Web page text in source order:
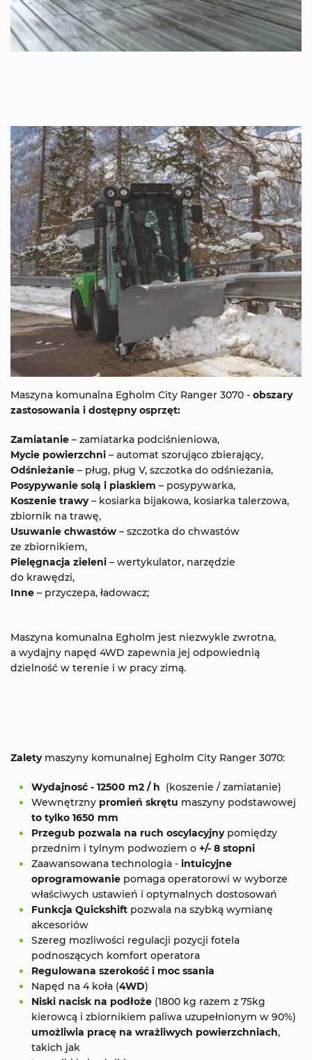
Maszyna komunalna Egholm City Ranger 3070 - obszary
zastosowania i dostępny osprzęt:
Zamiatanie – zamiatarka podciśnieniowa,
Mycie powierzchni – automat szorująco zbierający,
Odśnieżanie – pług, pług V, szczotka do odśnieżania,
Posypywanie solą i piaskiem – posypywarka,
Koszenie trawy– kosiarka bijakowa, kosiarka talerzowa,
zbiornik na trawę,
Usuwanie chwastów – szczotka do chwastów
ze zbiornikiem,
Pielęgnacja zieleni – wertykulator, narzędzie
do krawędzi,
Inne – przyczepa, ładowacz;
Maszyna komunalna Egholm jest niezwykle zwrotna,
a wydajny napęd 4WD zapewnia jej odpowiednią
dzielność w terenie i w pracy zimą.
Zaletymaszyny komunalnej Egholm City Ranger 3070:
Wydajnosć - 12500 m2 / h (koszenie / zamiatanie)
Wewnętrzny promień skrętu maszyny podstawowej
to tylko 1650 mm
Przegub pozwala na ruch oscylacyjnypomiędzy
przednim i tylnym podwoziem o +/- 8 stopni
Zaawansowana technologia - intuicyjne
oprogramowanie pomaga operatorowi w wyborze
właściwych ustawień i optymalnych dostosowań
Funkcja Quickshift pozwala na szybką wymianę
akcesoriów
Szereg mozliwości regulacji pozycji fotela
podnoszących komfort operatora
Regulowana szerokość i moc ssania
Napęd na 4 koła (4WD)
Niski nacisk na podłoże (1800 kg razem z 75kg
kierowcą i zbiornikiem paliwa uzupełnionym w 90%)
umożliwia pracę na wrażliwych powierzchniach,
takich jak